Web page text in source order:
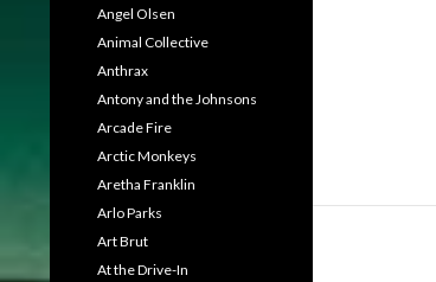
Angel Olsen
Animal Collective
Anthrax
Antony and the Johnsons
Arcade Fire
Arctic Monkeys
Aretha Franklin
Arlo Parks
Art Brut
At the Drive-In